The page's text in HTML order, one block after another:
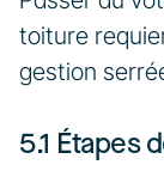
toiture
gestion
5.1 Étapes